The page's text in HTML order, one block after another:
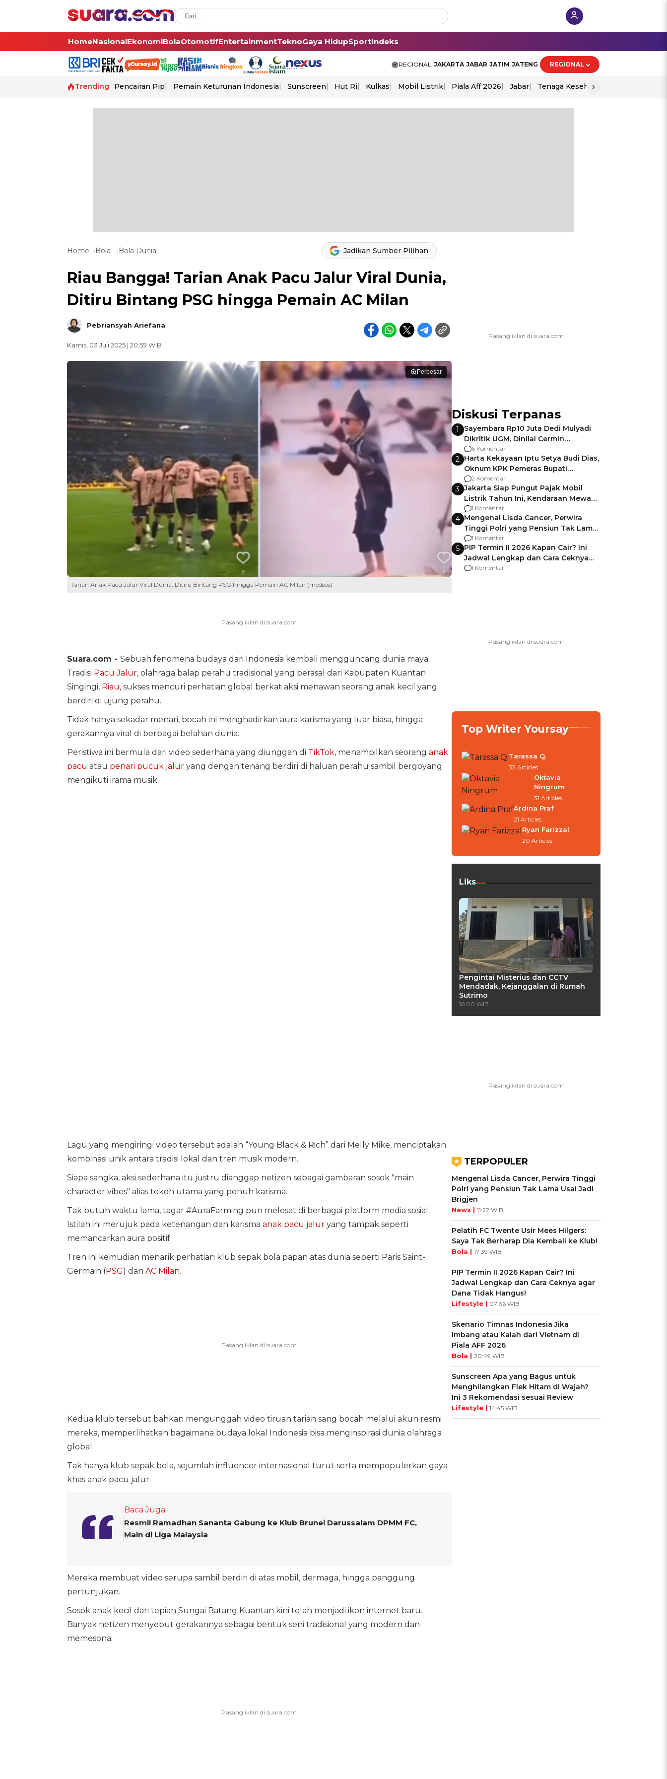
HomeNasionalEkonomiBolaOtomotifEntertainmentTeknoGaya HidupSportIndeks
REGIONAL: JAKARTA JABAR JATIM JATENG REGIONAL
Trending Pencairan Pip Pemain Keturunan Indonesia Sunscreen Hut Ri Kulkas Mobil Listrik Piala Aff 2026 Jabar Tenaga Kesehatan
›
Home Bola Bola Dunia Jadikan Sumber Pilihan
Riau Bangga! Tarian Anak Pacu Jalur Viral Dunia,
Ditiru Bintang PSG hingga Pemain AC Milan
Pebriansyah Ariefana
Kamis, 03 Juli 2025 | 20:59 WIB
Perbesar
Tarian Anak Pacu Jalur Viral Dunia, Ditiru Bintang PSG hingga Pemain AC Milan (medsos)
Suara.com - Sebuah fenomena budaya dari Indonesia kembali mengguncang dunia maya.
Tradisi Pacu Jalur, olahraga balap perahu tradisional yang berasal dari Kabupaten Kuantan
Singingi, Riau, sukses mencuri perhatian global berkat aksi menawan seorang anak kecil yang
berdiri di ujung perahu.
Tidak hanya sekadar menari, bocah ini menghadirkan aura karisma yang luar biasa, hingga
gerakannya viral di berbagai belahan dunia.
Peristiwa ini bermula dari video sederhana yang diunggah di TikTok, menampilkan seorang anak
pacu atau penari pucuk jaluryang dengan tenang berdiri di haluan perahu sambil bergoyang
mengikuti irama musik.
Lagu yang mengiringi video tersebut adalah “Young Black & Rich” dari Melly Mike, menciptakan
kombinasi unik antara tradisi lokal dan tren musik modern.
Siapa sangka, aksi sederhana itu justru dianggap netizen sebagai gambaran sosok "main
character vibes" alias tokoh utama yang penuh karisma.
Tak butuh waktu lama, tagar #AuraFarming pun melesat di berbagai platform media sosial.
Istilah ini merujuk pada ketenangan dan karisma anak pacu jaluryang tampak seperti
memancarkan aura positif.
Tren ini kemudian menarik perhatian klub sepak bola papan atas dunia seperti Paris Saint-
Germain (PSG) dan AC Milan.
Kedua klub tersebut bahkan mengunggah video tiruan tarian sang bocah melalui akun resmi
mereka, memperlihatkan bagaimana budaya lokal Indonesia bisa menginspirasi dunia olahraga
global.
Tak hanya klub sepak bola, sejumlah influencer internasional turut serta mempopulerkan gaya
khas anak pacu jalur.
Baca Juga
Resmi! Ramadhan Sananta Gabung ke Klub Brunei Darussalam DPMM FC,
Main di Liga Malaysia
Mereka membuat video serupa sambil berdiri di atas mobil, dermaga, hingga panggung
pertunjukan.
Sosok anak kecil dari tepian Sungai Batang Kuantan kini telah menjadi ikon internet baru.
Banyak netizen menyebut gerakannya sebagai bentuk seni tradisional yang modern dan
memesona.
Diskusi Terpanas
1
Sayembara Rp10 Juta Dedi Mulyadi
Dikritik UGM, Dinilai Cermin
Gagalnya Negara Jamin Keamanan
6 Komentar
2 Harta Kekayaan Iptu Setya Budi Dias,
Oknum KPK Pemeras Bupati
Pemalang
2 Komentar
3 Jakarta Siap Pungut Pajak Mobil
Listrik Tahun Ini, Kendaraan Mewah
Kena hingga 75% PKB
1 Komentar
4 Mengenal Lisda Cancer, Perwira
Tinggi Polri yang Pensiun Tak Lama
Usai Jadi Brigjen
1 Komentar
5 PIP Termin II 2026 Kapan Cair? Ini
Jadwal Lengkap dan Cara Ceknya
agar Dana Tidak Hangus!
1 Komentar
Top Writer Yoursay
Tarassa Q.
33 Articles
Oktavia
Ningrum
31 Articles
Ardina Praf
21 Articles
Ryan Farizzal
20 Articles
Liks
Pengintai Misterius dan CCTV
Mendadak, Kejanggalan di Rumah
Sutrimo
16:00 WIB
TERPOPULER
Mengenal Lisda Cancer, Perwira Tinggi
Polri yang Pensiun Tak Lama Usai Jadi
Brigjen
News | 11:22 WIB
Pelatih FC Twente Usir Mees Hilgers:
Saya Tak Berharap Dia Kembali ke Klub!
Bola | 17:39 WIB
PIP Termin II 2026 Kapan Cair? Ini
Jadwal Lengkap dan Cara Ceknya agar
Dana Tidak Hangus!
Lifestyle | 07:36 WIB
Skenario Timnas Indonesia Jika
Imbang atau Kalah dari Vietnam di
Piala AFF 2026
Bola | 20:49 WIB
Sunscreen Apa yang Bagus untuk
Menghilangkan Flek Hitam di Wajah?
Ini 3 Rekomendasi sesuai Review
Lifestyle | 14:45 WIB